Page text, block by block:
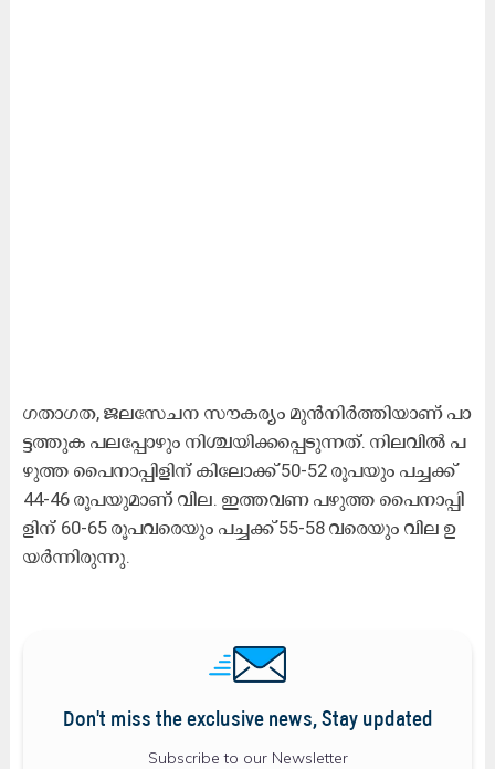
ഗ​​താ​​ഗ​​ത, ജ​​ല​​സേ​​ച​​ന സൗ​​ക​​ര്യം മു​​ൻ​​നി​​ർ​​ത്തി​​യാ​​ണ് പാ​​
ട്ട​​ത്തു​​ക പ​​ല​​പ്പോ​​ഴും നി​​ശ്ച​​യി​​ക്ക​​പ്പെ​​ടു​​ന്ന​​ത്. നി​​ല​​വി​​ൽ പ​​
ഴു​​ത്ത പൈ​​നാ​​പ്പി​​ളി​​ന് കി​​ലോ​​ക്ക്​ 50-52 രൂ​​പ​​യും പ​​ച്ച​​ക്ക്​
44-46 രൂ​​പ​​യു​​മാ​​ണ് വി​​ല. ഇ​​ത്ത​​വ​​ണ പ​​ഴു​​ത്ത പൈ​​നാ​​പ്പി​​
ളി​​ന് 60-65 രൂ​​പ​​വ​​രെ​​യും പ​​ച്ച​​ക്ക്​ 55-58 വ​​രെ​​യും വി​​ല ഉ​​
യ​​ർ​​ന്നി​​രു​​ന്നു.
Don't miss the exclusive news, Stay updated
Subscribe to our Newsletter